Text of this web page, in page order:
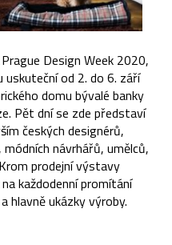
Design Week 2020,
od 2. do 6. září
domu bývalé banky
Pět dní se zde představí
českých designérů,
návrhářů, umělců,
prodejní výstavy
každodenní promítání
hlavně ukázky výroby.